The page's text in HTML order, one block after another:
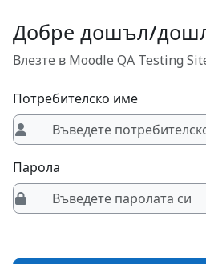
Добре дошъл/
Влезте в Moodle QA Testing
Потребителско име
Парола